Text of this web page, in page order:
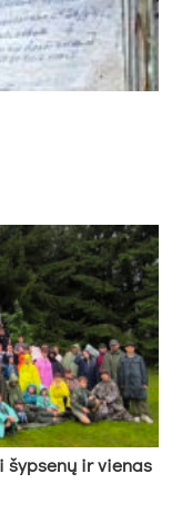
šyp­se­nų ir vie­nas